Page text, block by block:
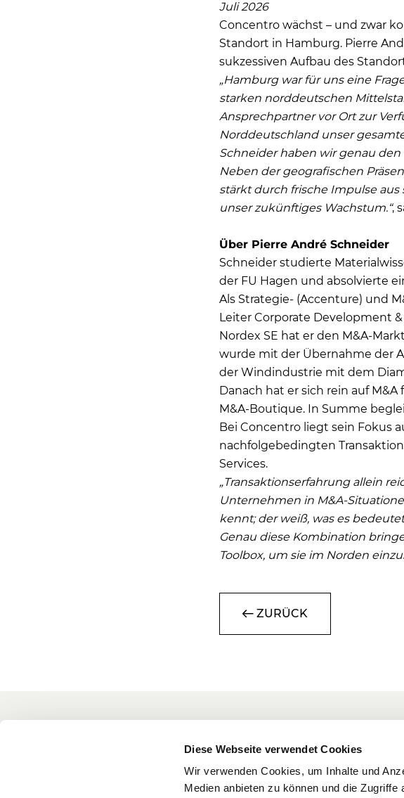
Diese Webseite verwendet Cookies
Wir verwenden Cookies, um Inhalte und
Medien anbieten zu können und die
Juli 2026
Concentro wächst – und zwar
Standort in Hamburg. Pierre
sukzessiven Aufbau des
„Hamburg war für uns eine
starken norddeutschen
Ansprechpartner vor Ort zur
Norddeutschland unser
Schneider haben wir genau
Neben der geografischen
stärkt durch frische Impulse
unser zukünftiges Wachstum.“,
Über Pierre André Schneider
Schneider studierte
der FU Hagen und absolvierte
Als Strategie- (Accenture) und
Leiter Corporate Development
Nordex SE hat er den M&A-
wurde mit der Übernahme der
der Windindustrie mit dem
Danach hat er sich rein auf
M&A-Boutique. In Summe
Bei Concentro liegt sein Fokus
nachfolgebedingten
Services.
„Transaktionserfahrung allein
Unternehmen in M&A-
kennt; der weiß, was es
Genau diese Kombination
Toolbox, um sie im Norden
ZURÜCK
Die Concentro Management AG ist
eine auf den Mittelstand fokussierte
Insights
Für Unternehmen